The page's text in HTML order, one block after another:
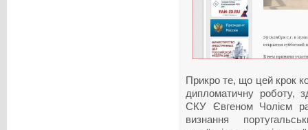
Прикро те, що цей крок
дипломатичну роботу,
СКУ Євгеном Чолієм
визнання